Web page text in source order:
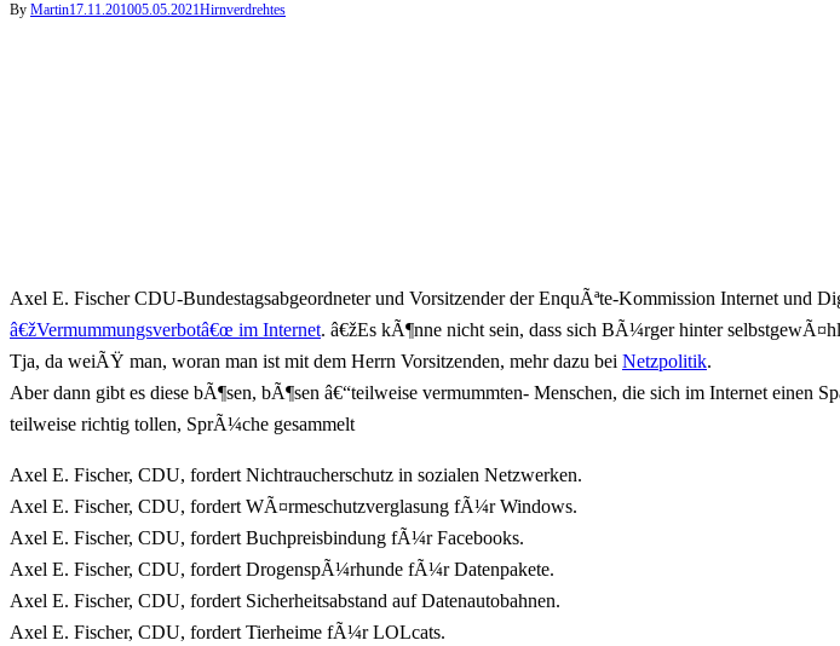
By Martin17.11.201005.05.2021Hirnverdrehtes
Axel E. Fischer CDU-Bundestagsabgeordneter und Vorsitzender der EnquÃªte-Kommission Internet und
â€žVermummungsverbotâ€œ im Internet. â€žEs kÃ¶nne nicht sein, dass sich BÃ¼rger hinter
Tja, da weiÃŸ man, woran man ist mit dem Herrn Vorsitzenden, mehr dazu bei Netzpolitik.
Aber dann gibt es diese bÃ¶sen, bÃ¶sen â€“teilweise vermummten- Menschen, die sich im Internet einen
teilweise richtig tollen, SprÃ¼che gesammelt
Axel E. Fischer, CDU, fordert Nichtraucherschutz in sozialen Netzwerken.
Axel E. Fischer, CDU, fordert WÃ¤rmeschutzverglasung fÃ¼r Windows.
Axel E. Fischer, CDU, fordert Buchpreisbindung fÃ¼r Facebooks.
Axel E. Fischer, CDU, fordert DrogenspÃ¼rhunde fÃ¼r Datenpakete.
Axel E. Fischer, CDU, fordert Sicherheitsabstand auf Datenautobahnen.
Axel E. Fischer, CDU, fordert Tierheime fÃ¼r LOLcats.